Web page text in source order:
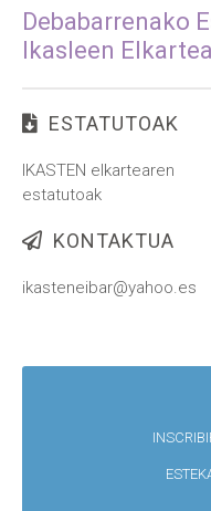
Debabarrenako
Ikasleen Elkartea
ESTATUTOAK
IKASTEN elkartearen
estatutoak
KONTAKTUA
ikasteneibar@yahoo.es